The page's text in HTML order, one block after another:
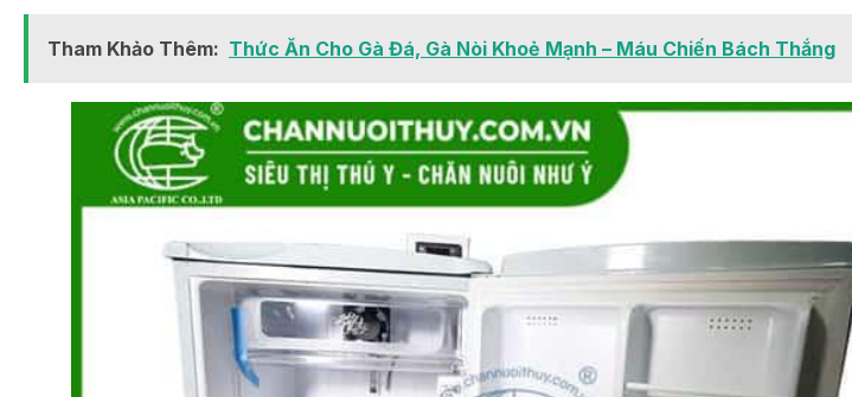
Tham Khảo Thêm: Thức Ăn Cho Gà Đá, Gà Nòi Khoẻ Mạnh – Máu Chiến Bách Thắng